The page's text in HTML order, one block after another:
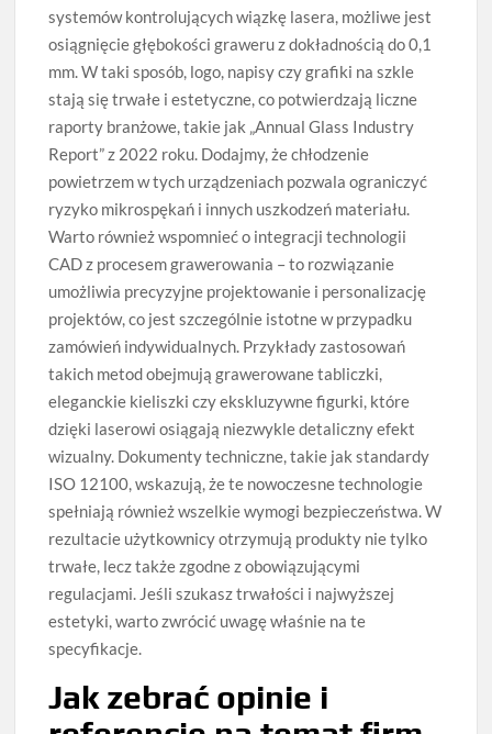
systemów kontrolujących wiązkę lasera, możliwe jest
osiągnięcie głębokości graweru z dokładnością do 0,1
mm. W taki sposób, logo, napisy czy grafiki na szkle
stają się trwałe i estetyczne, co potwierdzają liczne
raporty branżowe, takie jak „Annual Glass Industry
Report” z 2022 roku. Dodajmy, że chłodzenie
powietrzem w tych urządzeniach pozwala ograniczyć
ryzyko mikrospękań i innych uszkodzeń materiału.
Warto również wspomnieć o integracji technologii
CAD z procesem grawerowania – to rozwiązanie
umożliwia precyzyjne projektowanie i personalizację
projektów, co jest szczególnie istotne w przypadku
zamówień indywidualnych. Przykłady zastosowań
takich metod obejmują grawerowane tabliczki,
eleganckie kieliszki czy ekskluzywne figurki, które
dzięki laserowi osiągają niezwykle detaliczny efekt
wizualny. Dokumenty techniczne, takie jak standardy
ISO 12100, wskazują, że te nowoczesne technologie
spełniają również wszelkie wymogi bezpieczeństwa. W
rezultacie użytkownicy otrzymują produkty nie tylko
trwałe, lecz także zgodne z obowiązującymi
regulacjami. Jeśli szukasz trwałości i najwyższej
estetyki, warto zwrócić uwagę właśnie na te
specyfikacje.
Jak zebrać opinie i